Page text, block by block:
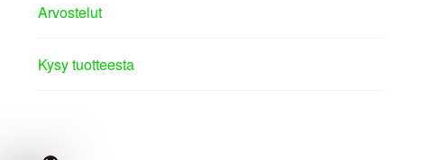
Arvostelut
Kysy tuotteesta